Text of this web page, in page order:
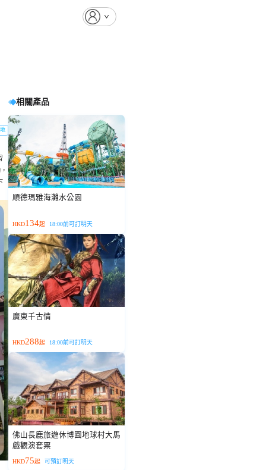
相關產品
順德瑪雅海灘水公園
HKD134起 18:00前可訂明天
廣東千古情
HKD288起 18:00前可訂明天
佛山長鹿旅遊休博園地球村大馬
戲觀演套票
HKD75起 可預訂明天